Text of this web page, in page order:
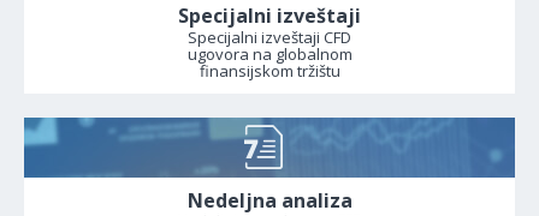
Specijalni izveštaji
Specijalni izveštaji CFD
ugovora na globalnom
finansijskom tržištu
Nedeljna analiza